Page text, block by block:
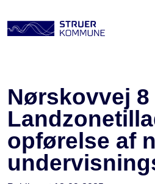
Nørskovvej 8
opførelse af